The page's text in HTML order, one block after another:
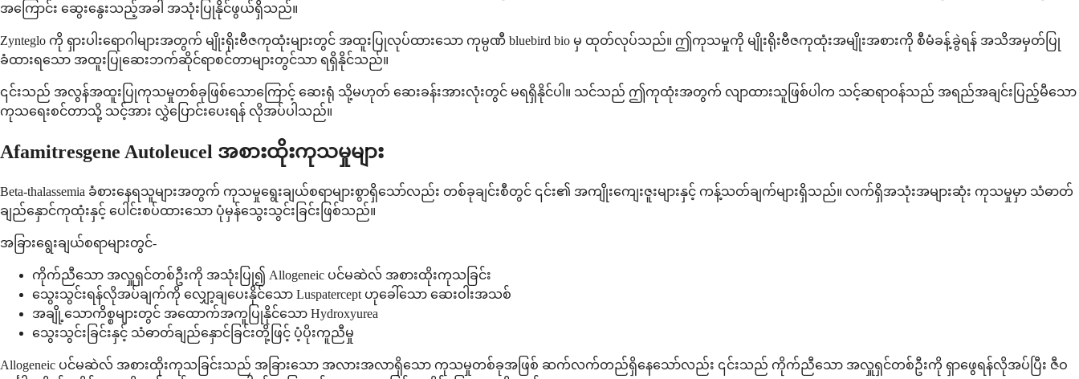
အကြောင်း ဆွေးနွေးသည့်အခါ အသုံးပြုနိုင်ဖွယ်ရှိသည်။
Zynteglo ကို ရှားပါးရောဂါများအတွက် မျိုးရိုးဗီဇကုထုံးများတွင် အထူးပြုလုပ်ထားသော ကုမ္ပဏီ bluebird bio မှ ထုတ်လုပ်သည်။ ဤကုသမှုကို မျိုးရိုးဗီဇကုထုံးအမျိုးအစားကို စီမံခန့်ခွဲရန် အသိအမှတ်ပြု
ခံထားရသော အထူးပြုဆေးဘက်ဆိုင်ရာစင်တာများတွင်သာ ရရှိနိုင်သည်။
၎င်းသည် အလွန်အထူးပြုကုသမှုတစ်ခုဖြစ်သောကြောင့် ဆေးရုံ သို့မဟုတ် ဆေးခန်းအားလုံးတွင် မရရှိနိုင်ပါ။ သင်သည် ဤကုထုံးအတွက် လျာထားသူဖြစ်ပါက သင့်ဆရာဝန်သည် အရည်အချင်းပြည့်မီသော
ကုသရေးစင်တာသို့ သင့်အား လွှဲပြောင်းပေးရန် လိုအပ်ပါသည်။
Afamitresgene Autoleucel အစားထိုးကုသမှုများ
Beta-thalassemia ခံစားနေရသူများအတွက် ကုသမှုရွေးချယ်စရာများစွာရှိသော်လည်း တစ်ခုချင်းစီတွင် ၎င်း၏ အကျိုးကျေးဇူးများနှင့် ကန့်သတ်ချက်များရှိသည်။ လက်ရှိအသုံးအများဆုံး ကုသမှုမှာ သံဓာတ်
ချည်နှောင်ကုထုံးနှင့် ပေါင်းစပ်ထားသော ပုံမှန်သွေးသွင်းခြင်းဖြစ်သည်။
အခြားရွေးချယ်စရာများတွင်-
ကိုက်ညီသော အလှူရှင်တစ်ဦးကို အသုံးပြု၍ Allogeneic ပင်မဆဲလ် အစားထိုးကုသခြင်း
သွေးသွင်းရန်လိုအပ်ချက်ကို လျှော့ချပေးနိုင်သော Luspatercept ဟုခေါ်သော ဆေးဝါးအသစ်
အချို့သောကိစ္စများတွင် အထောက်အကူပြုနိုင်သော Hydroxyurea
သွေးသွင်းခြင်းနှင့် သံဓာတ်ချည်နှောင်ခြင်းတို့ဖြင့် ပံ့ပိုးကူညီမှု
Allogeneic ပင်မဆဲလ် အစားထိုးကုသခြင်းသည် အခြားသော အလားအလာရှိသော ကုသမှုတစ်ခုအဖြစ် ဆက်လက်တည်ရှိနေသော်လည်း ၎င်းသည် ကိုက်ညီသော အလှူရှင်တစ်ဦးကို ရှာဖွေရန်လိုအပ်ပြီး ဇီဝ